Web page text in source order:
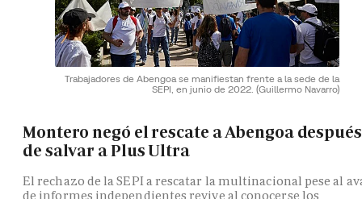
Trabajadores de Abengoa se manifiestan frente a la sede de la
SEPI, en junio de 2022. (Guillermo Navarro)
Montero negó el rescate a Abengoa después
de salvar a Plus Ultra
El rechazo de la SEPI a rescatar la multinacional pese al
de informes independientes revive al conocerse los